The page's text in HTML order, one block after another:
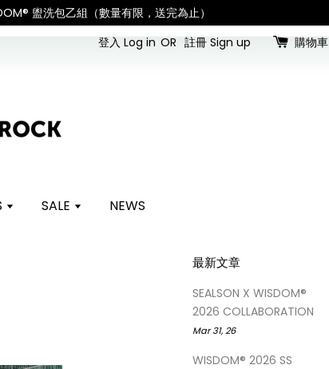
可能調整，敬請見諒 查看國內宅配最新公告
登入 Log in OR 註冊 Sign up 購物車
SALE NEWS
最新文章
SEALSON X WISDOM®
2026 COLLABORATION
Mar 31, 26
WISDOM® 2026 SS